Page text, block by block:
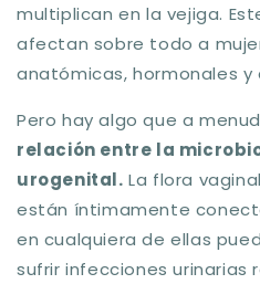
multiplican en la vejiga.
afectan sobre todo a
anatómicas, hormonales y
Pero hay algo que a
relación entre la
urogenital. La flora
están íntimamente
en cualquiera de ellas
sufrir infecciones urinarias